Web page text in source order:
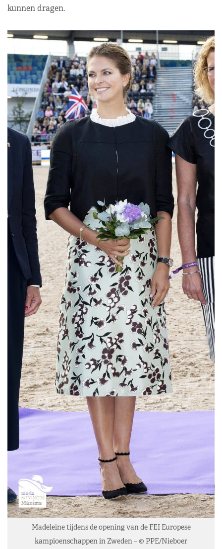
kunnen dragen.
Madeleine tijdens de opening van de FEI Europese
kampioenschappen in Zweden – © PPE/Nieboer